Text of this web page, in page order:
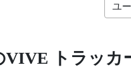
ユ
VIVE トラッカ